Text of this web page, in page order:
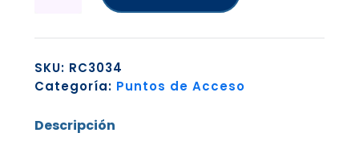
PACK)
WIFI
BLANCO
SKU: RC3034
Categoría: Puntos de Acceso
Descripción